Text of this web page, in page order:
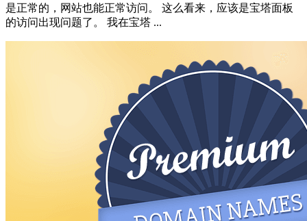
是正常的，网站也能正常访问。 这么看来，应该是宝塔面板
的访问出现问题了。 我在宝塔 ...